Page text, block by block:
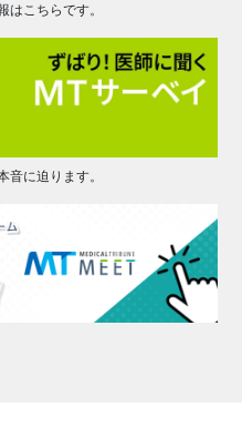
はこちらです。
音に迫ります。